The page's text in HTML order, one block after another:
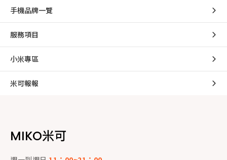
手機品牌一覽
服務項目
小米專區
米可報報
MIKO米可